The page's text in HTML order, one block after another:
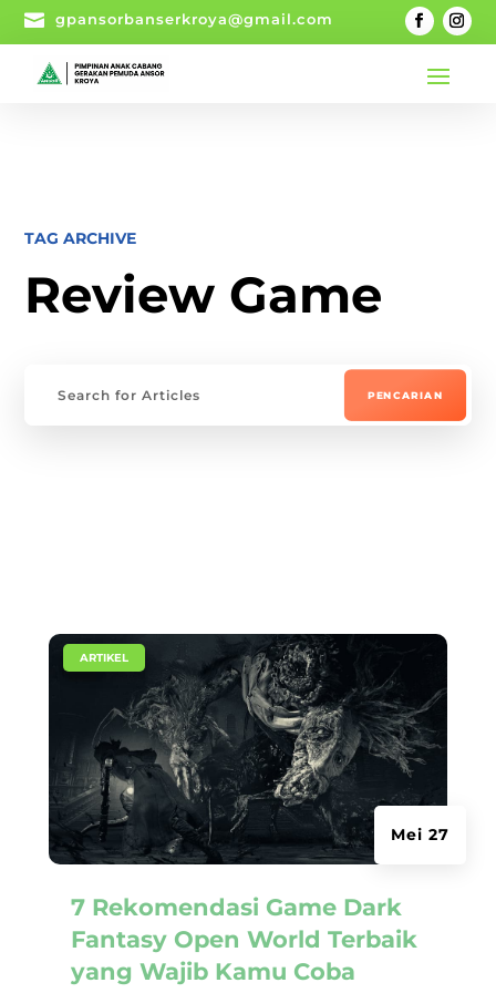
 gpansorbanserkroya@gmail.com
TAG ARCHIVE
Review Game
7 Rekomendasi Game Dark
Fantasy Open World Terbaik
yang Wajib Kamu Coba
Mei 27
ARTIKEL